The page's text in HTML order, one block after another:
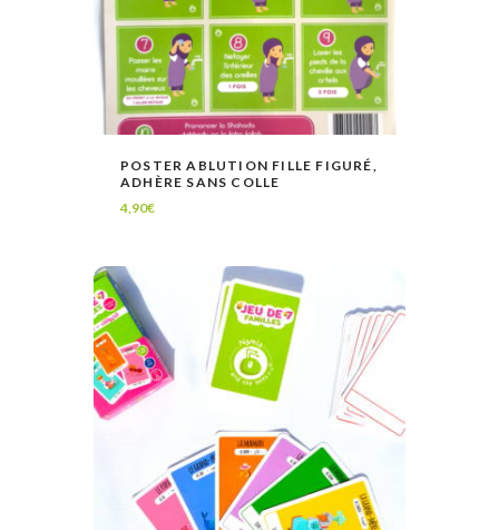
VOIR
LIRE LA SUITE
POSTER ABLUTION FILLE FIGURÉ,
ADHÈRE SANS COLLE
4,90€